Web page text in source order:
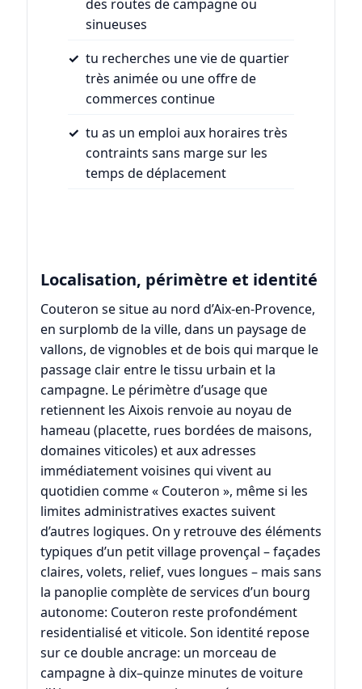
des routes de campagne ou
sinueuses
tu recherches une vie de quartier
très animée ou une offre de
commerces continue
tu as un emploi aux horaires très
contraints sans marge sur les
temps de déplacement
Localisation, périmètre et identité
Couteron se situe au nord d’Aix-en-Provence,
en surplomb de la ville, dans un paysage de
vallons, de vignobles et de bois qui marque le
passage clair entre le tissu urbain et la
campagne. Le périmètre d’usage que
retiennent les Aixois renvoie au noyau de
hameau (placette, rues bordées de maisons,
domaines viticoles) et aux adresses
immédiatement voisines qui vivent au
quotidien comme « Couteron », même si les
limites administratives exactes suivent
d’autres logiques. On y retrouve des éléments
typiques d’un petit village provençal – façades
claires, volets, relief, vues longues – mais sans
la panoplie complète de services d’un bourg
autonome: Couteron reste profondément
residentialisé et viticole. Son identité repose
sur ce double ancrage: un morceau de
campagne à dix–quinze minutes de voiture